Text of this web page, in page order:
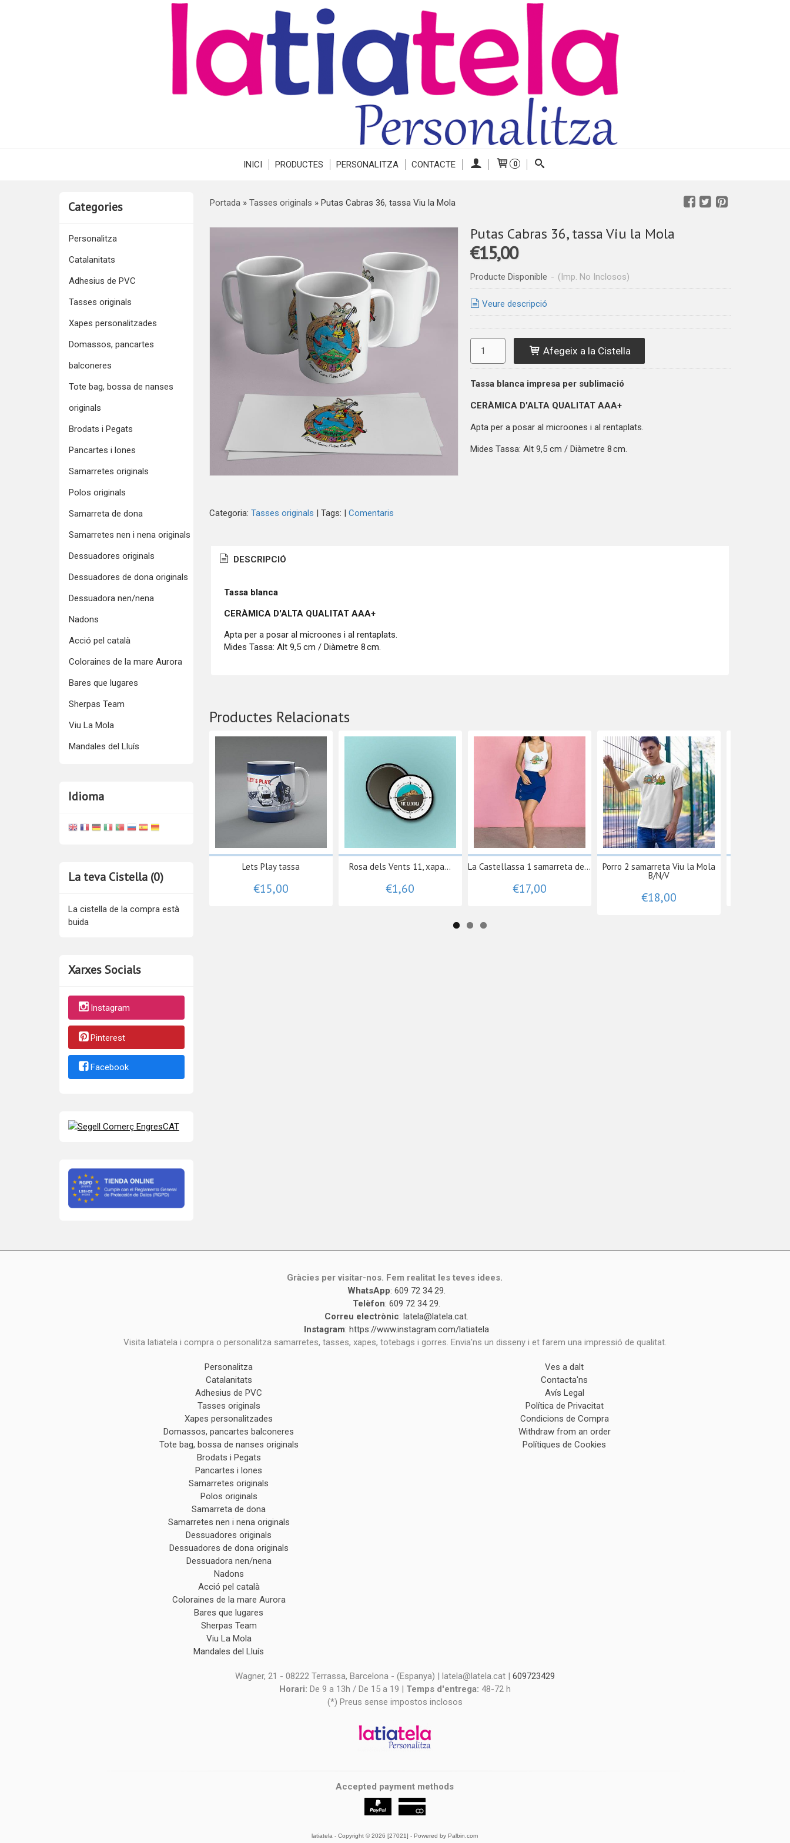
INICI PRODUCTES PERSONALITZA CONTACTE 0
Categories
Personalitza
Catalanitats
Adhesius de PVC
Tasses originals
Xapes personalitzades
Domassos, pancartes
balconeres
Tote bag, bossa de nanses
originals
Brodats i Pegats
Pancartes i lones
Samarretes originals
Polos originals
Samarreta de dona
Samarretes nen i nena originals
Dessuadores originals
Dessuadores de dona originals
Dessuadora nen/nena
Nadons
Acció pel català
Coloraines de la mare Aurora
Bares que lugares
Sherpas Team
Viu La Mola
Mandales del Lluís
Idioma
La teva Cistella (0)
La cistella de la compra està
buida
Xarxes Socials
Instagram
Pinterest
Facebook
Portada» Tasses originals » Putas Cabras 36, tassa Viu la Mola
Putas Cabras 36, tassa Viu la Mola
€15,00
Producte Disponible - (Imp. No Inclosos)
Veure descripció
Afegeix a la Cistella
Tassa blanca impresa per sublimació
CERÀMICA D'ALTA QUALITATAAA+
Apta per a posar al microones i al rentaplats.
Mides Tassa: Alt 9,5 cm / Diàmetre 8 cm.
Categoria: Tasses originals | Tags: | Comentaris
DESCRIPCIÓ
Tassa blanca
CERÀMICA D'ALTA QUALITAT AAA+
Apta per a posar al microones i al rentaplats.
Mides Tassa: Alt 9,5 cm / Diàmetre 8 cm.
Productes Relacionats
Lets Play tassa
€15,00
Rosa dels Vents 11, xapa...
€1,60
La Castellassa 1 samarreta de...
€17,00
Porro 2 samarreta Viu la Mola
B/N/V
€18,00
Gràcies per visitar-nos. Fem realitat les teves idees.
WhatsApp:609 72 34 29.
Telèfon:609 72 34 29.
Correu electrònic:latela@latela.cat.
Instagram:https://www.instagram.com/latiatela
Visita latiatela i compra o personalitza samarretes, tasses, xapes, totebags i gorres. Envia'ns un disseny i et farem una impressió de qualitat.
Personalitza
Catalanitats
Adhesius de PVC
Tasses originals
Xapes personalitzades
Domassos, pancartes balconeres
Tote bag, bossa de nanses originals
Brodats i Pegats
Pancartes i lones
Samarretes originals
Polos originals
Samarreta de dona
Samarretes nen i nena originals
Dessuadores originals
Dessuadores de dona originals
Dessuadora nen/nena
Nadons
Acció pel català
Coloraines de la mare Aurora
Bares que lugares
Sherpas Team
Viu La Mola
Mandales del Lluís
Ves a dalt
Contacta'ns
Avís Legal
Política de Privacitat
Condicions de Compra
Withdraw from an order
Polítiques de Cookies
Wagner, 21 - 08222 Terrassa, Barcelona - (Espanya) | latela@latela.cat | 609723429
Horari: De 9 a 13h / De 15 a 19 | Temps d'entrega: 48-72 h
(*) Preus sense impostos inclosos
Accepted payment methods
latiatela - Copyright © 2026 [27021] - Powered by Palbin.com